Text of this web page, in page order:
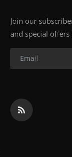
Join our
and special